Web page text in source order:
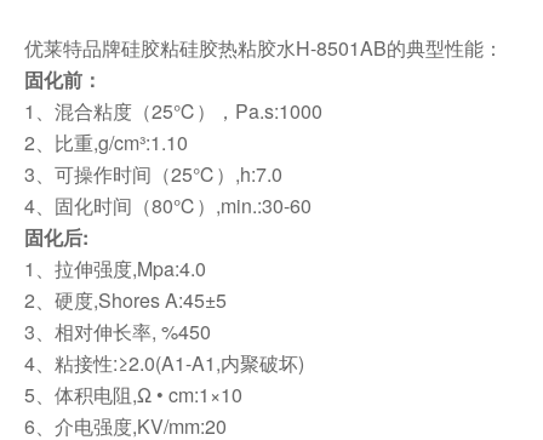
优莱特品牌硅胶粘硅胶热粘胶水H-8501AB的典型性能：
固化前 ：
1 、混合粘度（25℃），Ρa.s:1000
2、比重,g/cm³:1.10
3、可操作时间（25℃）,h:7.0
4、固化时间（80℃）,min.:30-60
固化后:
1 、拉伸强度,Mpa:4.0
2、硬度,Shores A:45±5
3、相对伸长率, %450
4、粘接性:≥2.0(A1-A1,内聚破坏)
5、体积电阻,Ω • cm:1×10
6、介电强度,KV/mm:20